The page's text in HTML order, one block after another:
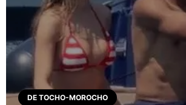
DE TOCHO-MOROCHO